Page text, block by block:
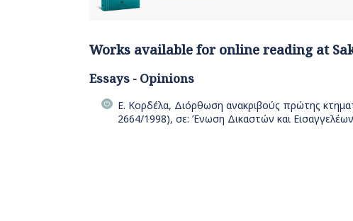
Works available for online reading at
Essays - Opinions
Ε. Κορδέλα, Διόρθωση ανακριβούς πρώτης
2664/1998), σε: Ένωση Δικαστών και